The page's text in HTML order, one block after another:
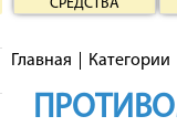
СРЕДСТВА
Главная Категории